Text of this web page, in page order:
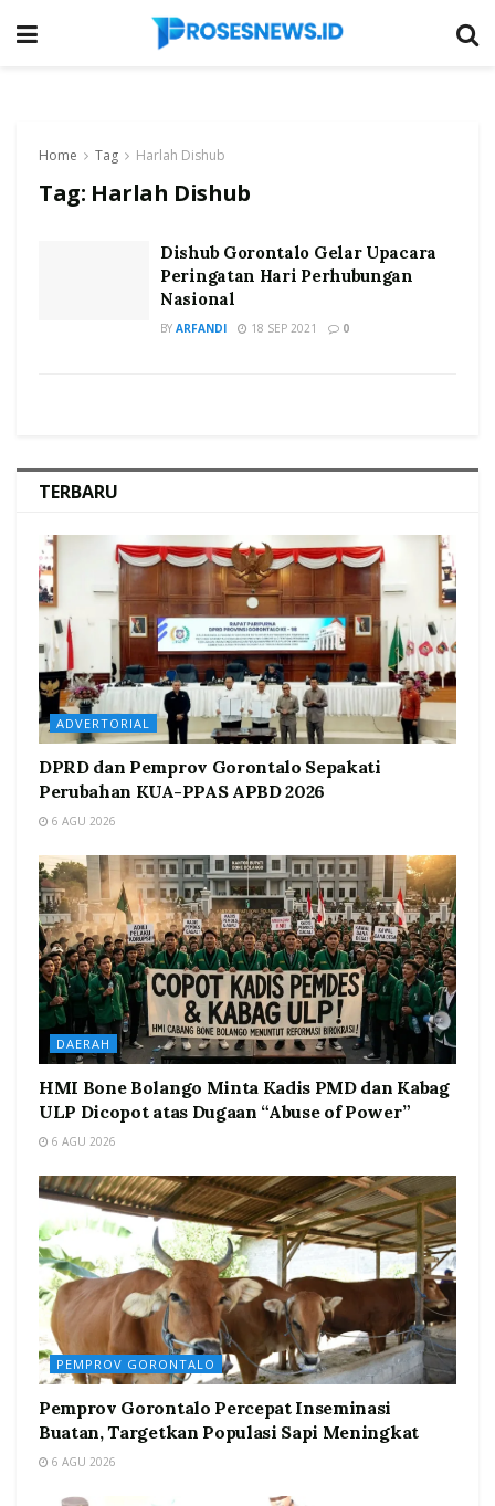
Home Tag Harlah Dishub
Tag: Harlah Dishub
Dishub Gorontalo Gelar Upacara
Peringatan Hari Perhubungan
Nasional
BY ARFANDI 18 SEP 2021 0
TERBARU
ADVERTORIAL
DPRD dan Pemprov Gorontalo Sepakati
Perubahan KUA-PPAS APBD 2026
6 AGU 2026
DAERAH
HMI Bone Bolango Minta Kadis PMD dan Kabag
ULP Dicopot atas Dugaan “Abuse of Power”
6 AGU 2026
PEMPROV GORONTALO
Pemprov Gorontalo Percepat Inseminasi
Buatan, Targetkan Populasi Sapi Meningkat
6 AGU 2026